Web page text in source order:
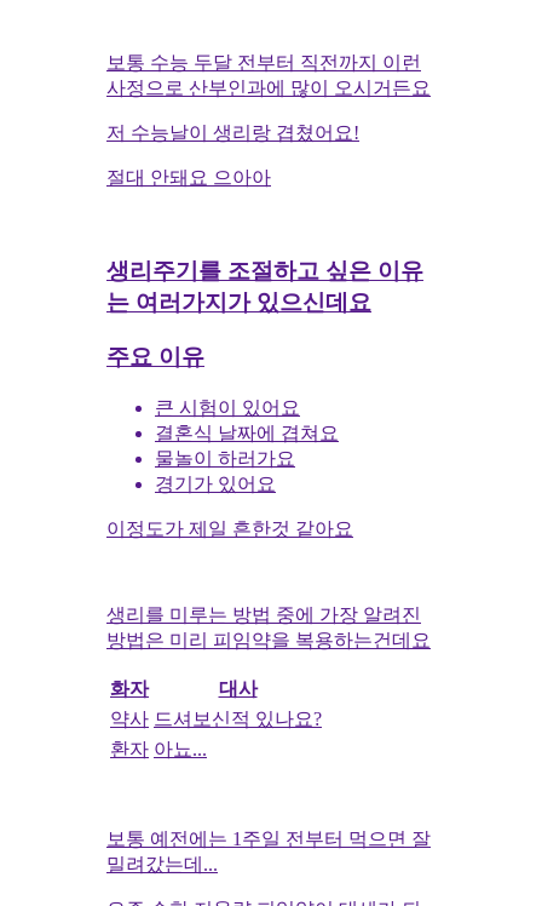
보통 수능 두달 전부터 직전까지 이런
사정으로 산부인과에 많이 오시거든요
저 수능날이 생리랑 겹쳤어요!
절대 안돼요 으아아
생리주기를 조절하고 싶은 이유
는 여러가지가 있으신데요
주요 이유
큰 시험이 있어요
결혼식 날짜에 겹쳐요
물놀이 하러가요
경기가 있어요
이정도가 제일 흔한것 같아요
생리를 미루는 방법 중에 가장 알려진
방법은 미리 피임약을 복용하는건데요
화자
대사
약사 드셔보신적 있나요?
환자 아뇨...
보통 예전에는 1주일 전부터 먹으면 잘
밀려갔는데...